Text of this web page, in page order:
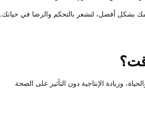
بشكل أفضل، لتشعر بالتحكم والرضا في حياتك.
وزيادة الإنتاجية دون التأثير على الصحة